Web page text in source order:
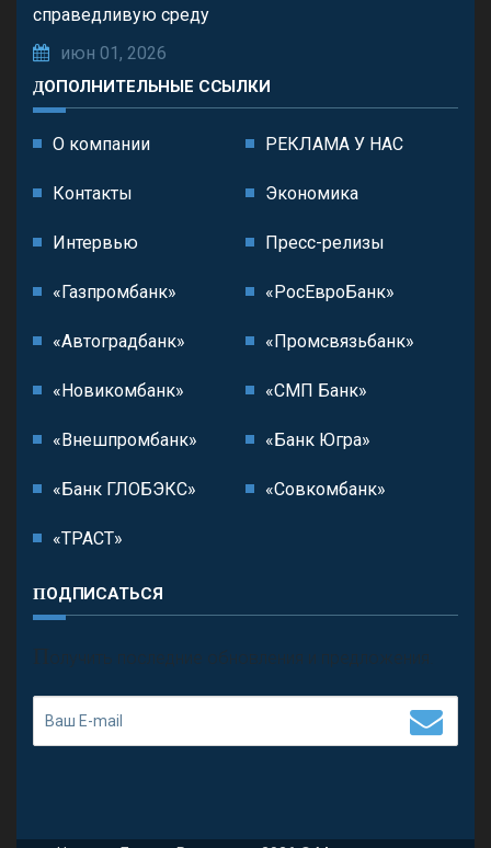
справедливую среду
июн 01, 2026
ДОПОЛНИТЕЛЬНЫЕ ССЫЛКИ
О компании РЕКЛАМА У НАС
Контакты Экономика
Интервью Пресс-релизы
«Газпромбанк» «РосЕвроБанк»
«Автоградбанк» «Промсвязьбанк»
«Новикомбанк» «СМП Банк»
«Внешпромбанк» «Банк Югра»
«Банк ГЛОБЭКС» «Совкомбанк»
«ТРАСТ»
ПОДПИСАТЬСЯ
П олучить последние обновления и предложения.